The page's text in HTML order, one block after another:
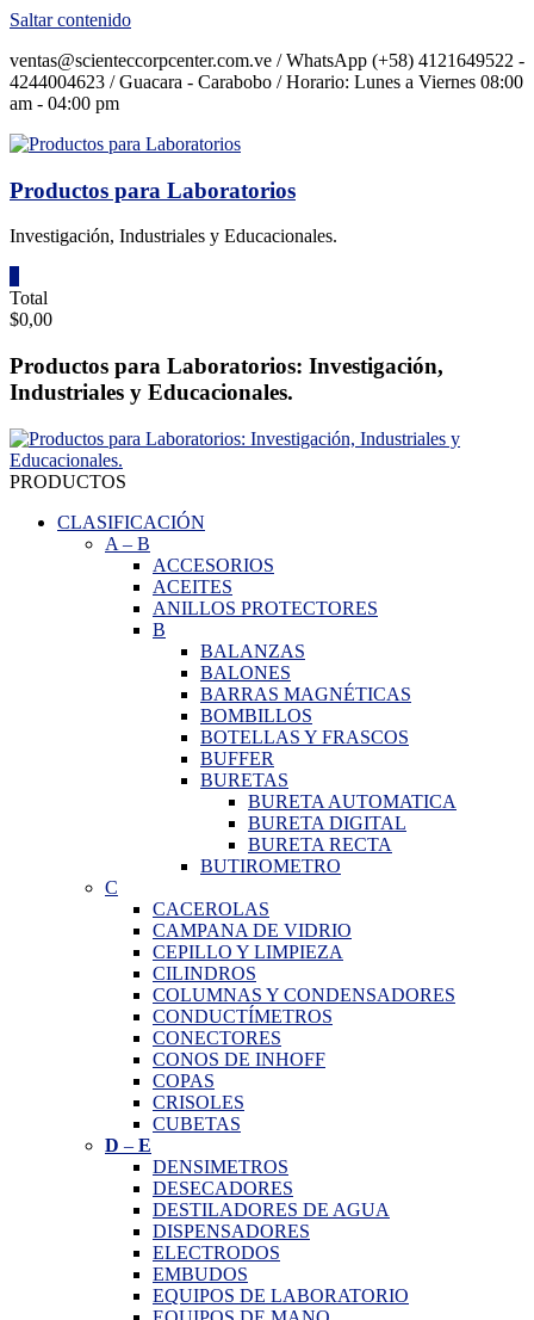
Saltar contenido
ventas@scienteccorpcenter.com.ve / WhatsApp (+58) 4121649522 -
4244004623 / Guacara - Carabobo / Horario: Lunes a Viernes 08:00
am - 04:00 pm
Productos para Laboratorios
Investigación, Industriales y Educacionales.
Total
$0,00
Productos para Laboratorios: Investigación,
Industriales y Educacionales.
PRODUCTOS
CLASIFICACIÓN
A – B
ACCESORIOS
ACEITES
ANILLOS PROTECTORES
B
BALANZAS
BALONES
BARRAS MAGNÉTICAS
BOMBILLOS
BOTELLAS Y FRASCOS
BUFFER
BURETAS
BURETA AUTOMATICA
BURETA DIGITAL
BURETA RECTA
BUTIROMETRO
C
CACEROLAS
CAMPANA DE VIDRIO
CEPILLO Y LIMPIEZA
CILINDROS
COLUMNAS Y CONDENSADORES
CONDUCTÍMETROS
CONECTORES
CONOS DE INHOFF
COPAS
CRISOLES
CUBETAS
D – E
DENSIMETROS
DESECADORES
DESTILADORES DE AGUA
DISPENSADORES
ELECTRODOS
EMBUDOS
EQUIPOS DE LABORATORIO